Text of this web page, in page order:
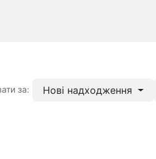
за: Нові надходження